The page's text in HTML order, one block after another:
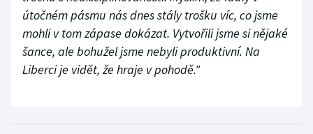
útočném pásmu nás dnes stály trošku víc, co jsme
mohli v tom zápase dokázat. Vytvořili jsme si nějaké
šance, ale bohužel jsme nebyli produktivní. Na
Liberci je vidět, že hraje v pohodě."